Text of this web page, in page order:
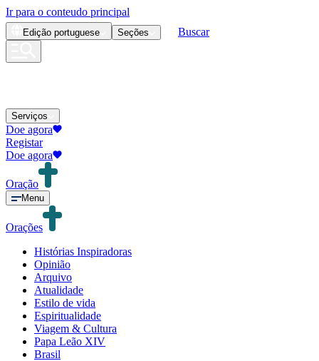
Ir para o conteudo principal
Edição portuguese Seções Buscar
Serviços
Doe agora
Registar
Doe agora
Oração
Menu
Orações
Histórias Inspiradoras
Opinião
Arquivo
Atualidade
Estilo de vida
Espiritualidade
Viagem & Cultura
Papa Leão XIV
Brasil